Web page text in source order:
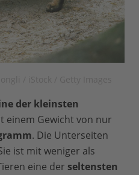
der kleinsten
einem Gewicht von nur
. Die Unterseiten
ist mit weniger als
eine der seltensten